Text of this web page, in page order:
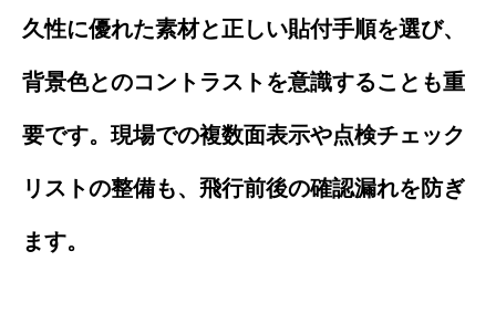
久性に優れた素材と正しい貼付手順を選び、
背景色とのコントラストを意識することも重
要です。現場での複数面表示や点検チェック
リストの整備も、飛行前後の確認漏れを防ぎ
ます。